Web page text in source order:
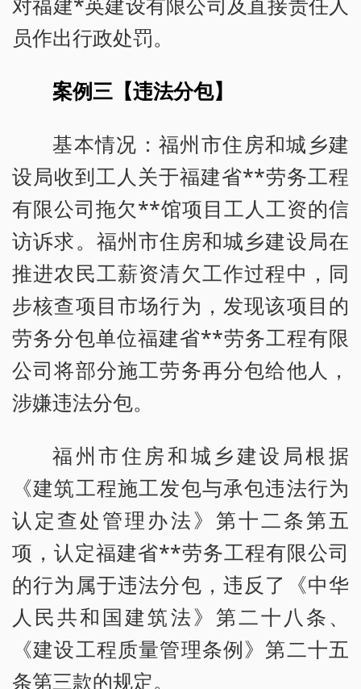
员作出行政处罚。
案例三【违法分包】
基本情况：福州市住房和城乡建
设局收到工人关于福建省**劳务工程
有限公司拖欠**馆项目工人工资的信
访诉求。福州市住房和城乡建设局在
推进农民工薪资清欠工作过程中，同
步核查项目市场行为，发现该项目的
劳务分包单位福建省**劳务工程有限
公司将部分施工劳务再分包给他人，
涉嫌违法分包。
福州市住房和城乡建设局根据
《建筑工程施工发包与承包违法行为
认定查处管理办法》第十二条第五
项，认定福建省**劳务工程有限公司
的行为属于违法分包，违反了《中华
人民共和国建筑法》第二十八条、
《建设工程质量管理条例》第二十五
条第三款的规定。